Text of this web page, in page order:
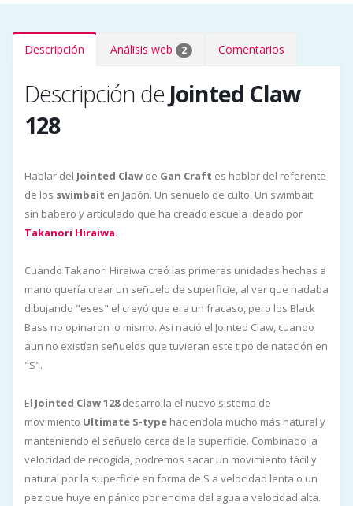
Descripción Análisis web 2 Comentarios
Descripción de Jointed Claw
128
Hablar del Jointed Claw de Gan Craft es hablar del referente
de los swimbait en Japón. Un señuelo de culto. Un swimbait
sin babero y articulado que ha creado escuela ideado por
Takanori Hiraiwa.
Cuando Takanori Hiraiwa creó las primeras unidades hechas a
mano quería crear un señuelo de superficie, al ver que nadaba
dibujando "eses" el creyó que era un fracaso, pero los Black
Bass no opinaron lo mismo. Asi nació el Jointed Claw, cuando
aun no existían señuelos que tuvieran este tipo de natación en
"S".
El Jointed Claw 128desarrolla el nuevo sistema de
movimiento Ultimate S-type haciendola mucho más natural y
manteniendo el señuelo cerca de la superficie. Combinado la
velocidad de recogida, podremos sacar un movimiento fácil y
natural por la superficie en forma de S a velocidad lenta o un
pez que huye en pánico por encima del agua a velocidad alta.